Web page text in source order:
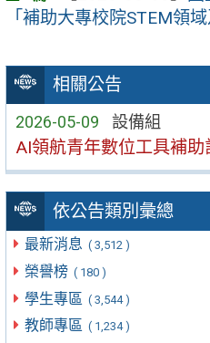
相關公告
2026-05-09 設備組
AI領航青年數位工具補助
依公告類別彙總
最新消息 ( 3,512 )
榮譽榜 ( 180 )
學生專區 ( 3,544 )
教師專區 ( 1,234 )
「補助大專校院STEM領